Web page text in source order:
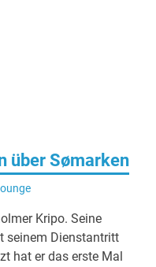
über Sømarken
Kripo. Seine
seinem Dienstantritt
hat er das erste Mal